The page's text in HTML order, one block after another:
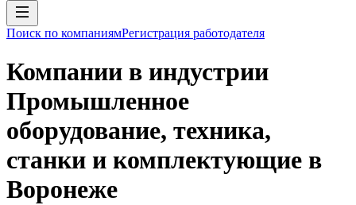
Поиск по компаниямРегистрация работодателя
Компании в индустрии
Промышленное
оборудование, техника,
станки и комплектующие в
Воронеже